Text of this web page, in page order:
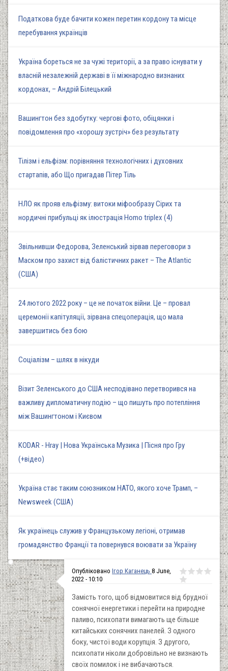
Податкова буде бачити кожен перетин кордону та місце
перебування українців
Україна бореться не за чужі території, а за право існувати у
власній незалежній державі в її міжнародно визнаних
кордонах, – Андрій Білецький
Вашингтон без здобутку: чергові фото, обіцянки і
повідомлення про «хорошу зустріч» без результату
Тілізм і ельфізм: порівняння технологічних і духовних
стартапів, або Що пригадав Пітер Тіль
НЛО як прояв ельфізму: витоки міфообразу Сірих та
нордичні прибульці як ілюстрація Homo triplex (4)
Звільнивши Федорова, Зеленський зірвав переговори з
Маском про захист від балістичних ракет – The Atlantic
(США)
24 лютого 2022 року – це не початок війни. Це – провал
церемонії капітуляції, зірвана спецоперація, що мала
завершитись без бою
Соціалізм – шлях в нікуди
Візит Зеленського до США несподівано перетворився на
важливу дипломатичну подію – що пишуть про потепління
між Вашингтоном і Києвом
KODAR - Hray | Нова Українська Музика | Пісня про Гру
(+відео)
Україна стає таким союзником НАТО, якого хоче Трамп, –
Newsweek (США)
Як українець служив у Французькому легіоні, отримав
громадянство Франції та повернувся воювати за Україну
Опубліковано Ігор Каганець 8 June,
2022 - 10:10
Замість того, щоб відмовитися від брудної
сонячної енергетики і перейти на природне
паливо, психопати вимагають ще більше
китайських сонячних панелей. З одного
боку, чистої води корупція. З другого,
психопати ніколи добровільно не визнають
своїх помилок і не вибачаються.